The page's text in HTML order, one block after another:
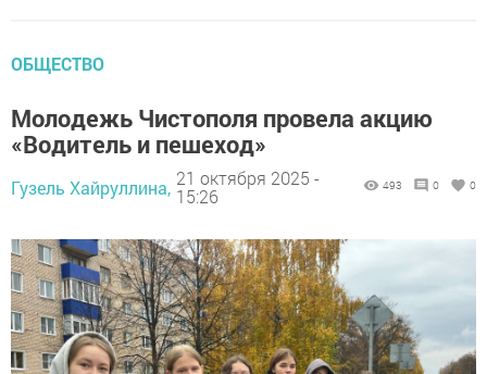
ОБЩЕСТВО
Молодежь Чистополя провела акцию
«Водитель и пешеход»
Гузель Хайруллина, 21 октября 2025 -
15:26
493 0 0